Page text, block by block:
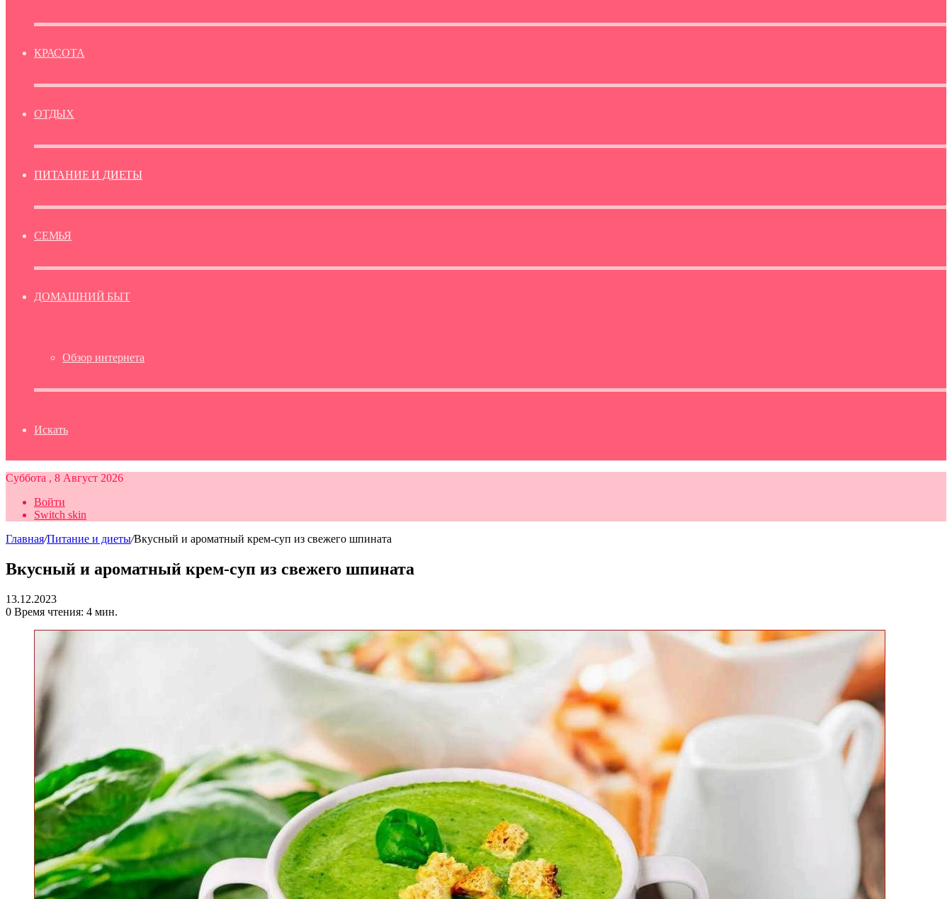
КРАСОТА
ОТДЫХ
ПИТАНИЕ И ДИЕТЫ
СЕМЬЯ
ДОМАШНИЙ БЫТ
Обзор интернета
Искать
Суббота , 8 Август 2026
Войти
Switch skin
Главная/Питание и диеты/Вкусный и ароматный крем-суп из свежего шпината
Вкусный и ароматный крем-суп из свежего шпината
13.12.2023
0 Время чтения: 4 мин.